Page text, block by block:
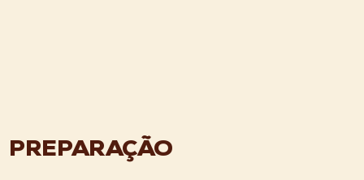
PREPARAÇÃO